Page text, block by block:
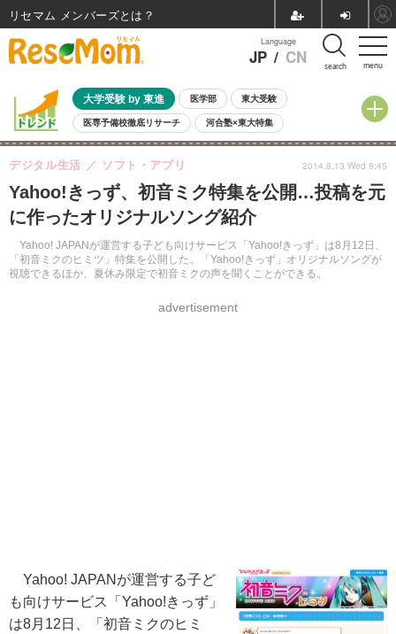
menu
Language
JP / CN search
大学受験 by 東進 医学部 東大受験
医専予備校徹底リサーチ 河合塾×東大特集
親子で考える大学選び 高校受験 中学受験 小学校受験
共通テスト 夏休み 8月開催学校説明会・相談会
8月開催イベント・WS 全国公立高校 過去問 人気記事
自由研究教材（小学生向け） 自由研究教材（中学生向け）
Yahoo!きっず、初音ミク特集を公開…投稿を元
に作ったオリジナルソング紹介
Yahoo! JAPANが運営する子ども向けサービス「Yahoo!きっず」は8月12日、
「初音ミクのヒミツ」特集を公開した。「Yahoo!きっず」オリジナルソングが
視聴できるほか、夏休み限定で初音ミクの声を聞くことができる。
デジタル生活 ソフト・アプリ
advertisement
2014.8.13 Wed 9:45
Yahoo! JAPANが運営する子ど
も向けサービス「Yahoo!きっず」
は8月12日、「初音ミクのヒミ
リセマム メンバーズ